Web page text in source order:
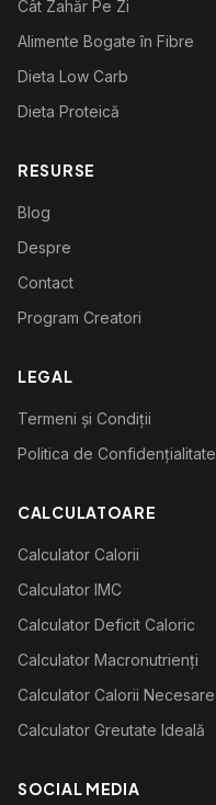
Cât Zahăr Pe Zi
Alimente Bogate în Fibre
Dieta Low Carb
Dieta Proteică
RESURSE
Blog
Despre
Contact
Program Creatori
LEGAL
Termeni și Condiții
Politica de Confidențialitate
CALCULATOARE
Calculator Calorii
Calculator IMC
Calculator Deficit Caloric
Calculator Macronutrienți
Calculator Calorii Necesare
Calculator Greutate Ideală
SOCIAL MEDIA